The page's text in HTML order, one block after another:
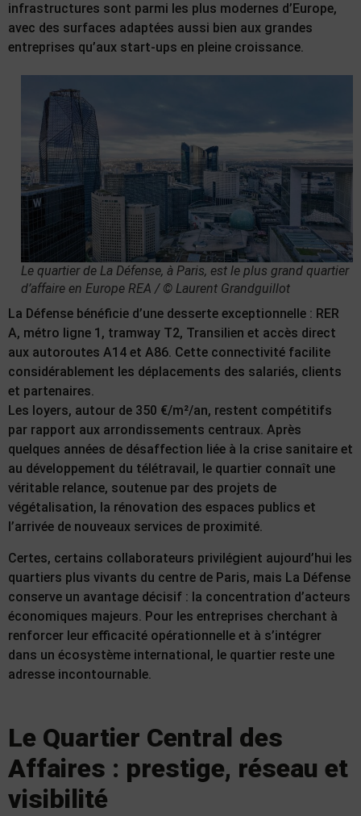
infrastructures sont parmi les plus modernes d’Europe,
avec des surfaces adaptées aussi bien aux grandes
entreprises qu’aux start-ups en pleine croissance.
Le quartier de La Défense, à Paris, est le plus grand quartier
d’affaire en Europe REA / © Laurent Grandguillot
La Défense bénéficie d’une desserte exceptionnelle : RER
A, métro ligne 1, tramway T2, Transilien et accès direct
aux autoroutes A14 et A86. Cette connectivité facilite
considérablement les déplacements des salariés, clients
et partenaires.
Les loyers, autour de 350 €/m²/an, restent compétitifs
par rapport aux arrondissements centraux. Après
quelques années de désaffection liée à la crise sanitaire et
au développement du télétravail, le quartier connaît une
véritable relance, soutenue par des projets de
végétalisation, la rénovation des espaces publics et
l’arrivée de nouveaux services de proximité.
Certes, certains collaborateurs privilégient aujourd’hui les
quartiers plus vivants du centre de Paris, mais La Défense
conserve un avantage décisif : la concentration d’acteurs
économiques majeurs. Pour les entreprises cherchant à
renforcer leur efficacité opérationnelle et à s’intégrer
dans un écosystème international, le quartier reste une
adresse incontournable.
Le Quartier Central des
Affaires : prestige, réseau et
visibilité